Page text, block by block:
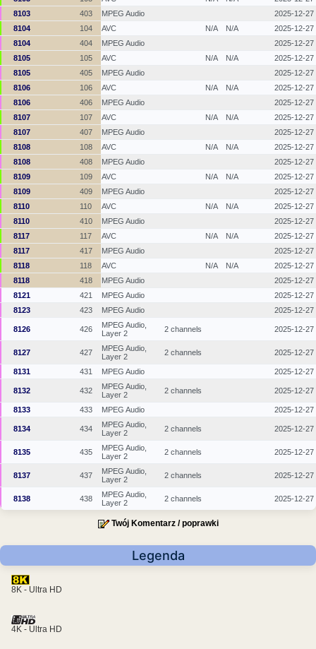
8103
403 MPEG Audio
2025-12-27
8104
104 AVC N/A N/A
2025-12-27
8104
404 MPEG Audio
2025-12-27
8105
105 AVC N/A N/A
2025-12-27
8105
405 MPEG Audio
2025-12-27
8106
106 AVC N/A N/A
2025-12-27
8106
406 MPEG Audio
2025-12-27
8107
107 AVC N/A N/A
2025-12-27
8107
407 MPEG Audio
2025-12-27
8108
108 AVC N/A N/A
2025-12-27
8108
408 MPEG Audio
2025-12-27
8109
109 AVC N/A N/A
2025-12-27
8109
409 MPEG Audio
2025-12-27
8110
110 AVC N/A N/A
2025-12-27
8110
410 MPEG Audio
2025-12-27
8117
117 AVC N/A N/A
2025-12-27
8117
417 MPEG Audio
2025-12-27
8118
118 AVC N/A N/A
2025-12-27
8118
418 MPEG Audio
2025-12-27
8121
421 MPEG Audio
2025-12-27
8123
423 MPEG Audio 2025-12-27
8126 426
MPEG Audio,
Layer 2
2 channels 2025-12-27
8127 427
MPEG Audio,
Layer 2
2 channels 2025-12-27
8131 431 MPEG Audio 2025-12-27
8132 432
MPEG Audio,
Layer 2
2 channels 2025-12-27
8133 433 MPEG Audio 2025-12-27
8134 434
MPEG Audio,
Layer 2
2 channels 2025-12-27
8135 435
MPEG Audio,
Layer 2
2 channels 2025-12-27
8137 437
MPEG Audio,
Layer 2
2 channels 2025-12-27
8138 438
MPEG Audio,
Layer 2
2 channels 2025-12-27
Twój Komentarz / poprawki
Legenda
8K - Ultra HD
4K - Ultra HD